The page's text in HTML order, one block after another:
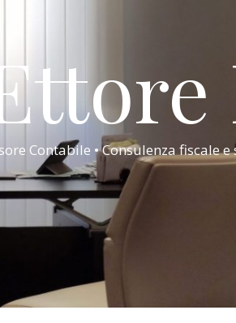
Contabile • Consulenza fiscale